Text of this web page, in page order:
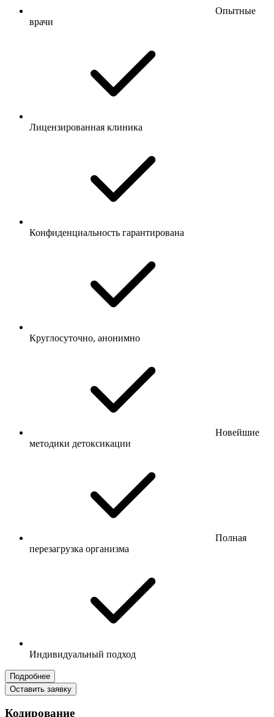
Опытные
врачи
Лицензированная клиника
Конфиденциальность гарантирована
Круглосуточно, анонимно
Новейшие
методики детоксикации
Полная
перезагрузка организма
Индивидуальный подход
Подробнее
Оставить заявку
Кодирование